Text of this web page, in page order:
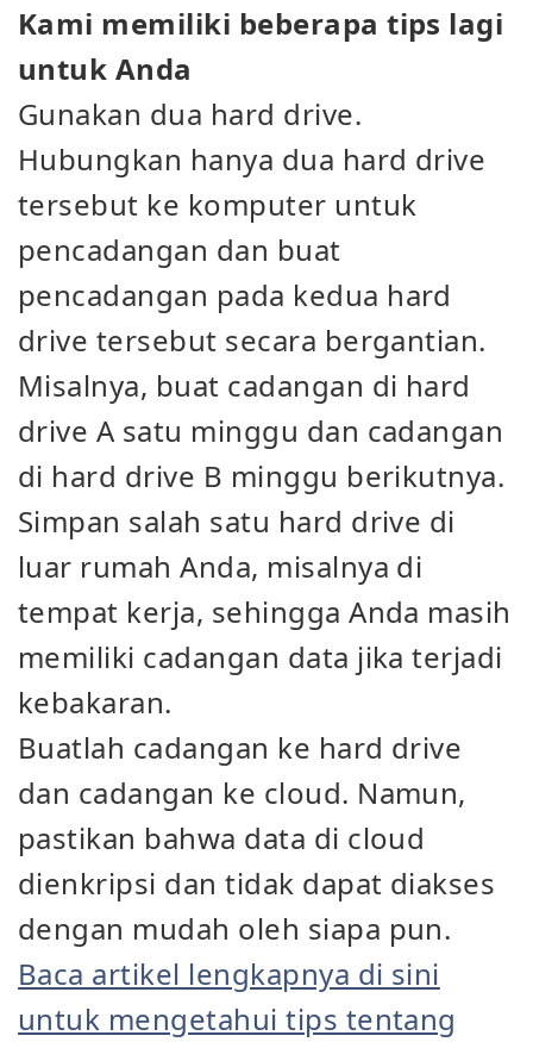
Kami memiliki beberapa tips lagi
untuk Anda
Gunakan dua hard drive.
Hubungkan hanya dua hard drive
tersebut ke komputer untuk
pencadangan dan buat
pencadangan pada kedua hard
drive tersebut secara bergantian.
Misalnya, buat cadangan di hard
drive A satu minggu dan cadangan
di hard drive B minggu berikutnya.
Simpan salah satu hard drive di
luar rumah Anda, misalnya di
tempat kerja, sehingga Anda masih
memiliki cadangan data jika terjadi
kebakaran.
Buatlah cadangan ke hard drive
dan cadangan ke cloud. Namun,
pastikan bahwa data di cloud
dienkripsi dan tidak dapat diakses
dengan mudah oleh siapa pun.
Baca artikel lengkapnya di sini
untuk mengetahui tips tentang